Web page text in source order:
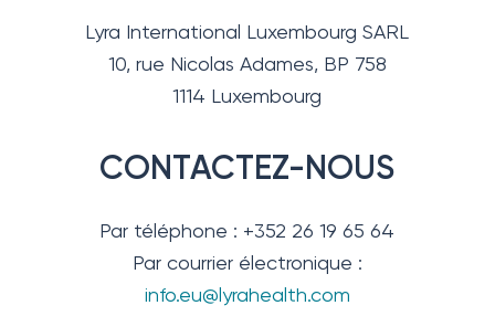
Lyra International Luxembourg SARL
10, rue Nicolas Adames, BP 758
1114 Luxembourg
CONTACTEZ-NOUS
Par téléphone : +352 26 19 65 64
Par courrier électronique :
info.eu@lyrahealth.com